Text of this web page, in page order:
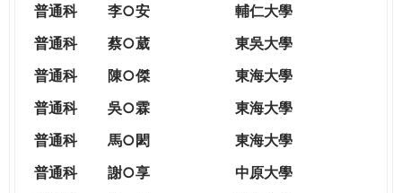
普通科
李○安
輔仁大學
普通科
蔡○葳
東吳大學
普通科
陳○傑
東海大學
普通科
吳○霖
東海大學
普通科
馬○閎
東海大學
普通科
謝○享
中原大學